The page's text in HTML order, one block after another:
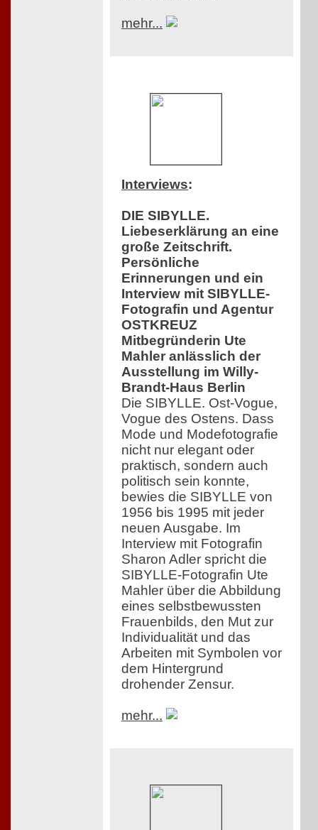
mehr...
Interviews:
DIE SIBYLLE.
Liebeserklärung an eine
große Zeitschrift.
Persönliche
Erinnerungen und ein
Interview mit SIBYLLE-
Fotografin und Agentur
OSTKREUZ
Mitbegründerin Ute
Mahler anlässlich der
Ausstellung im Willy-
Brandt-Haus Berlin
Die SIBYLLE. Ost-Vogue,
Vogue des Ostens. Dass
Mode und Modefotografie
nicht nur elegant oder
praktisch, sondern auch
politisch sein konnte,
bewies die SIBYLLE von
1956 bis 1995 mit jeder
neuen Ausgabe. Im
Interview mit Fotografin
Sharon Adler spricht die
SIBYLLE-Fotografin Ute
Mahler über die Abbildung
eines selbstbewussten
Frauenbilds, den Mut zur
Individualität und das
Arbeiten mit Symbolen vor
dem Hintergrund
drohender Zensur.
mehr...